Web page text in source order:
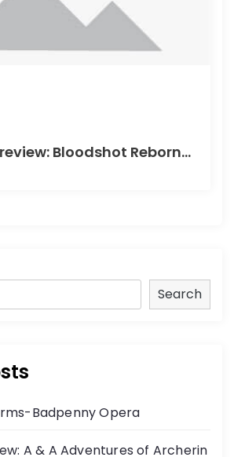
Comiclist Preview: Bloodshot Reborn#2
Search
Badpenny Opera
A & A Adventures of Archerin